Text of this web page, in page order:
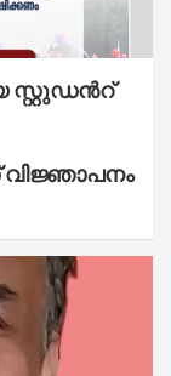
സ്റ്റുഡന്‍റ്